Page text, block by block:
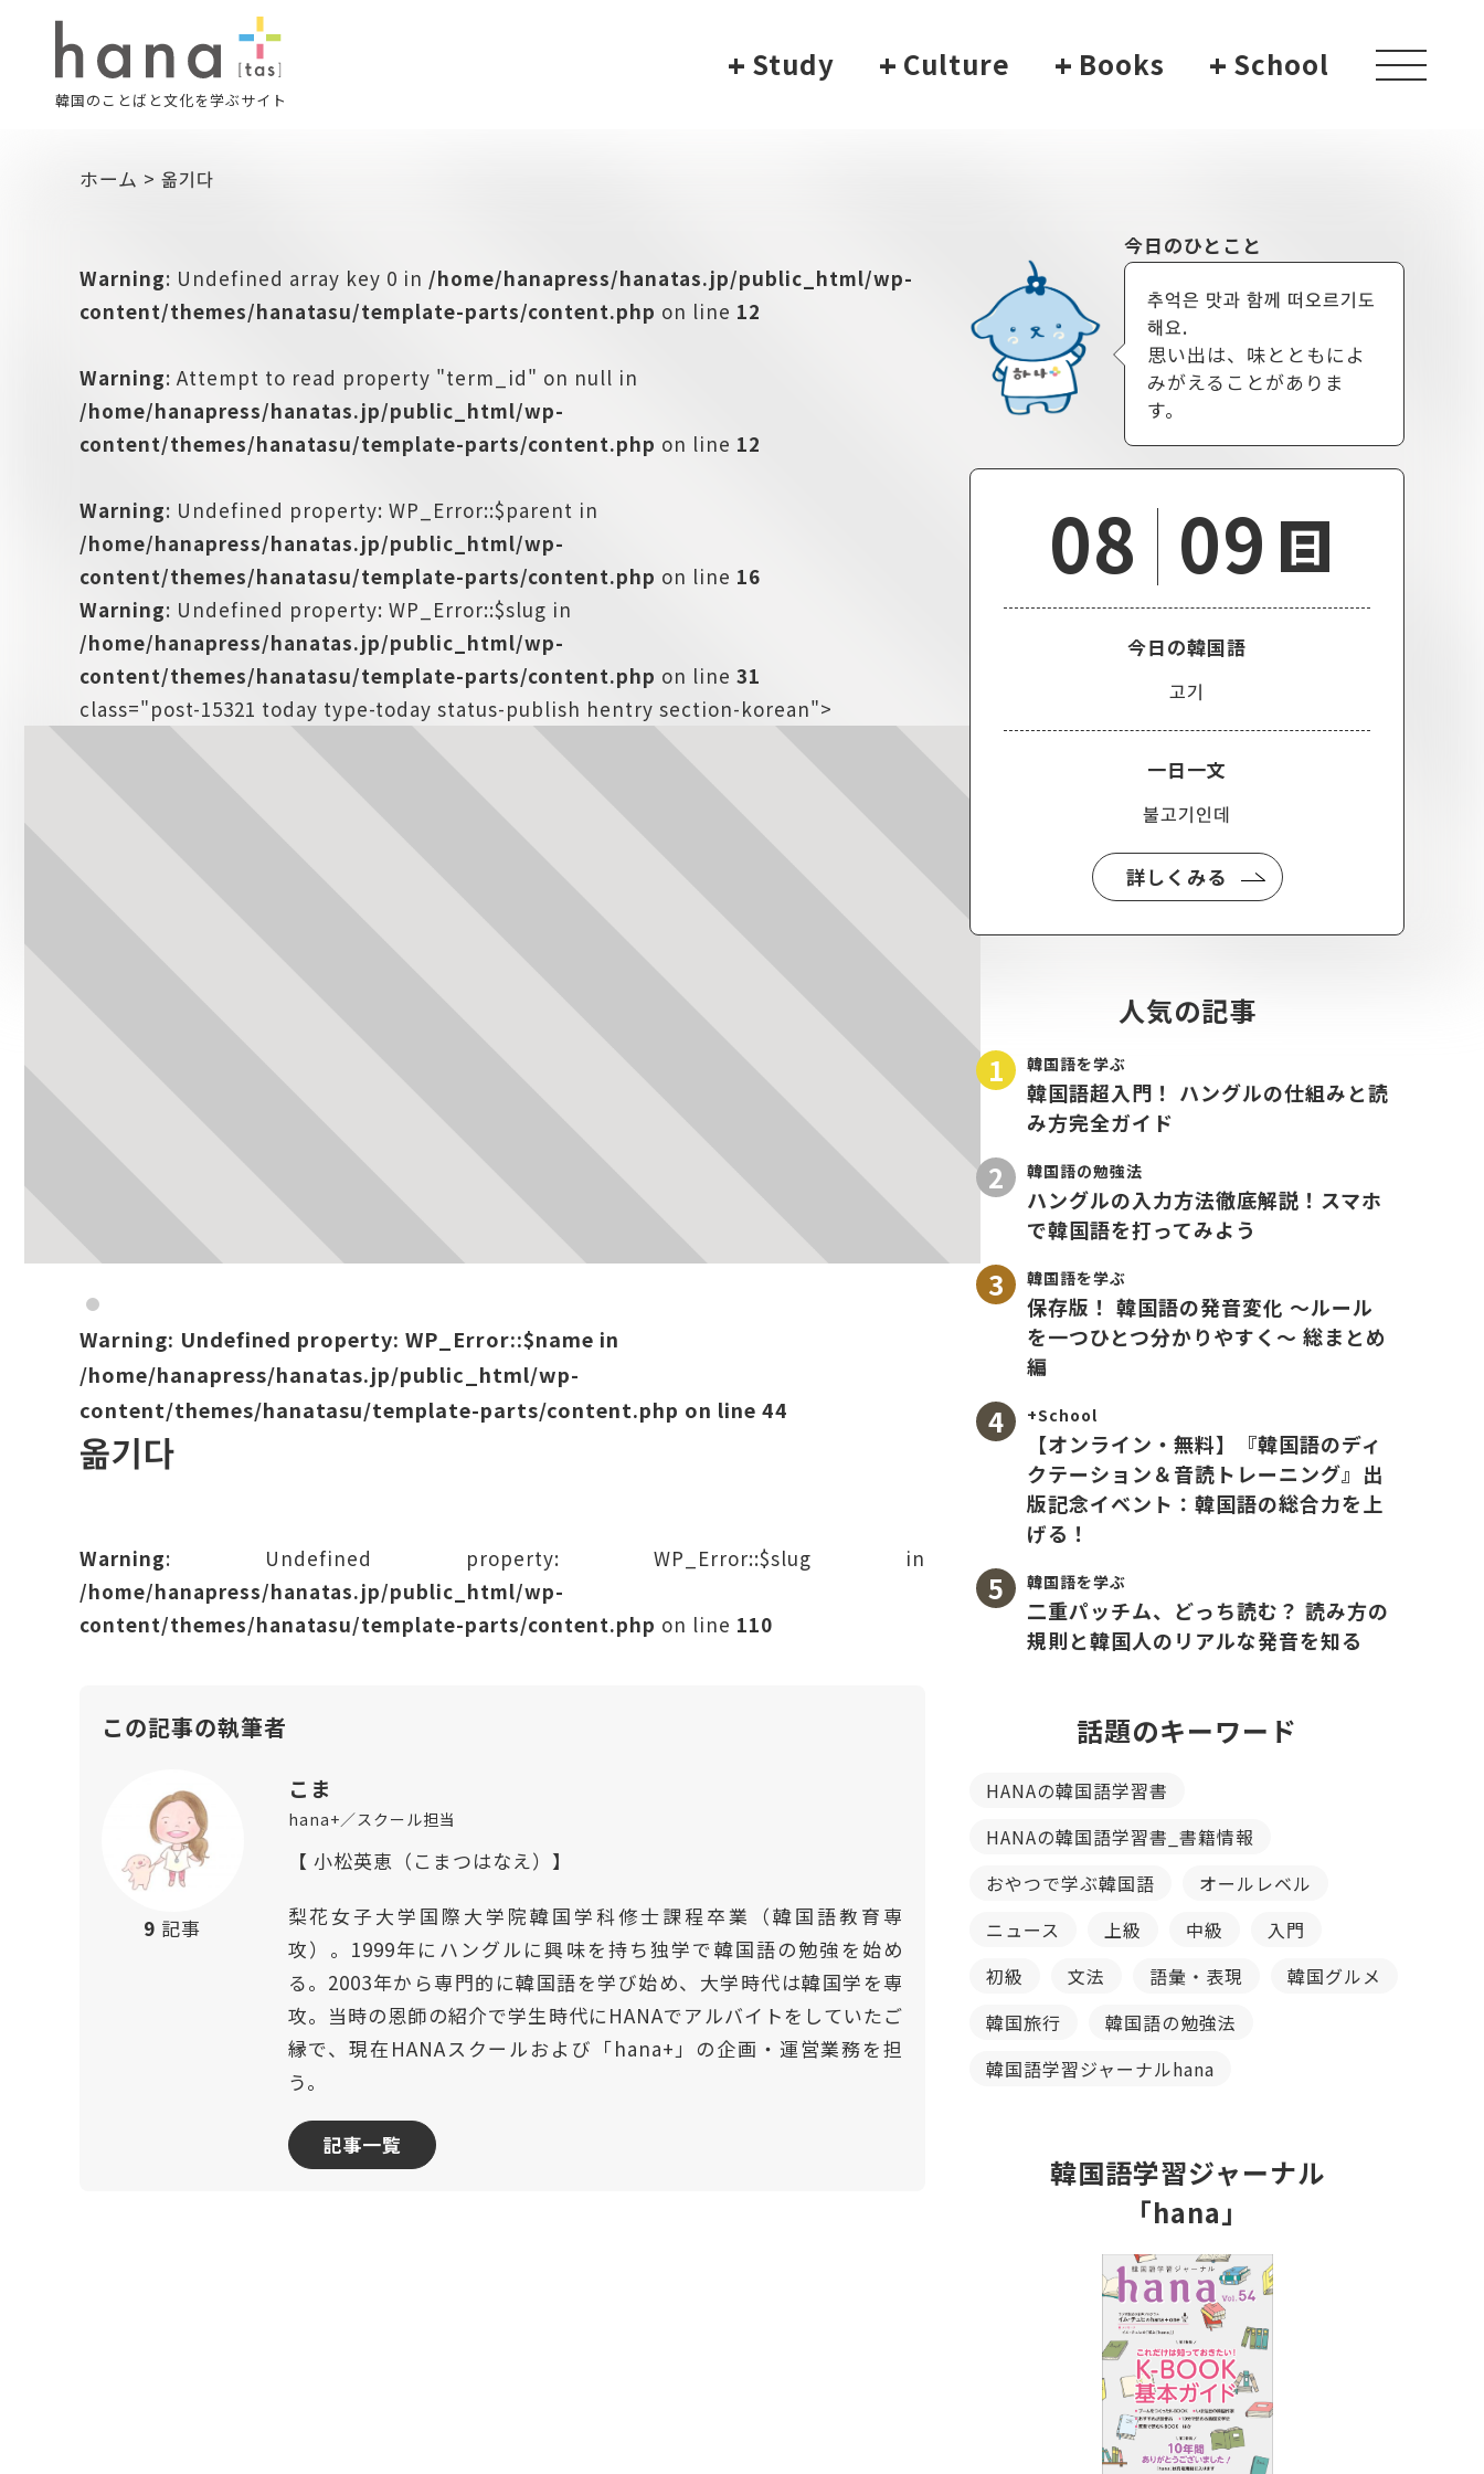
韓国のことばと文化を学ぶサイト
+ Study + Culture + Books + School
toggle
ホーム > 옮기다
Warning: Undefined array key 0 in /home/hanapress/hanatas.jp/public_html/wp-
content/themes/hanatasu/template-parts/content.php on line 12
Warning: Attempt to read property "term_id" on null in
/home/hanapress/hanatas.jp/public_html/wp-
content/themes/hanatasu/template-parts/content.php on line 12
Warning: Undefined property: WP_Error::$parent in
/home/hanapress/hanatas.jp/public_html/wp-
content/themes/hanatasu/template-parts/content.php on line 16
Warning: Undefined property: WP_Error::$slug in
/home/hanapress/hanatas.jp/public_html/wp-
content/themes/hanatasu/template-parts/content.php on line 31
class="post-15321 today type-today status-publish hentry section-korean">
Warning: Undefined property: WP_Error::$name in
/home/hanapress/hanatas.jp/public_html/wp-
content/themes/hanatasu/template-parts/content.php on line 44
옮기다
Warning: Undefined property: WP_Error::$slug in
/home/hanapress/hanatas.jp/public_html/wp-
content/themes/hanatasu/template-parts/content.php on line 110
この記事の執筆者
9 記事
こま
hana+／スクール担当
【 小松英恵（こまつはなえ）】
梨花女子大学国際大学院韓国学科修士課程卒業（韓国語教育専
攻）。1999年にハングルに興味を持ち独学で韓国語の勉強を始め
る。2003年から専門的に韓国語を学び始め、大学時代は韓国学を専
攻。当時の恩師の紹介で学生時代にHANAでアルバイトをしていたご
縁で、現在HANAスクールおよび「hana+」の企画・運営業務を担
う。
記事一覧
今日のひとこと
추억은 맛과 함께 떠오르기도
해요.
思い出は、味とともによ
みがえることがありま
す。
08 09 日
今日の韓国語
고기
一日一文
불고기인데
詳しくみる
人気の記事
韓国語を学ぶ
韓国語超入門！ ハングルの仕組みと読
み方完全ガイド
韓国語の勉強法
ハングルの入力方法徹底解説！スマホ
で韓国語を打ってみよう
韓国語を学ぶ
保存版！ 韓国語の発音変化 〜ルール
を一つひとつ分かりやすく〜 総まとめ
編
+School
【オンライン・無料】『韓国語のディ
クテーション＆音読トレーニング』出
版記念イベント：韓国語の総合力を上
げる！
韓国語を学ぶ
二重パッチム、どっち読む？ 読み方の
規則と韓国人のリアルな発音を知る
話題のキーワード
HANAの韓国語学習書
HANAの韓国語学習書_書籍情報
おやつで学ぶ韓国語
オールレベル
ニュース
上級 中級
入門
初級
文法 語彙・表現
韓国グルメ
韓国旅行
韓国語の勉強法
韓国語学習ジャーナルhana
韓国語学習ジャーナル
「hana」